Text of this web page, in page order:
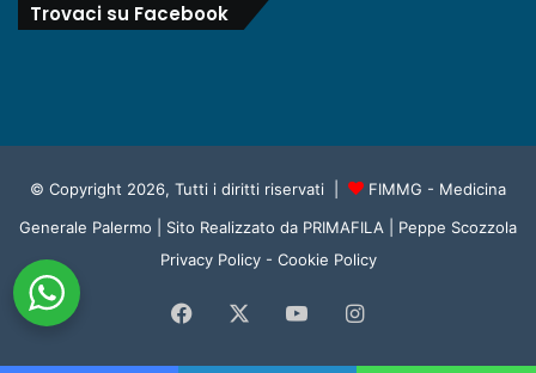
Trovaci su Facebook
© Copyright 2026, Tutti i diritti riservati |
FIMMG - Medicina
Generale Palermo | Sito Realizzato da PRIMAFILA | Peppe Scozzola
Privacy Policy- Cookie Policy
Facebook Instagram